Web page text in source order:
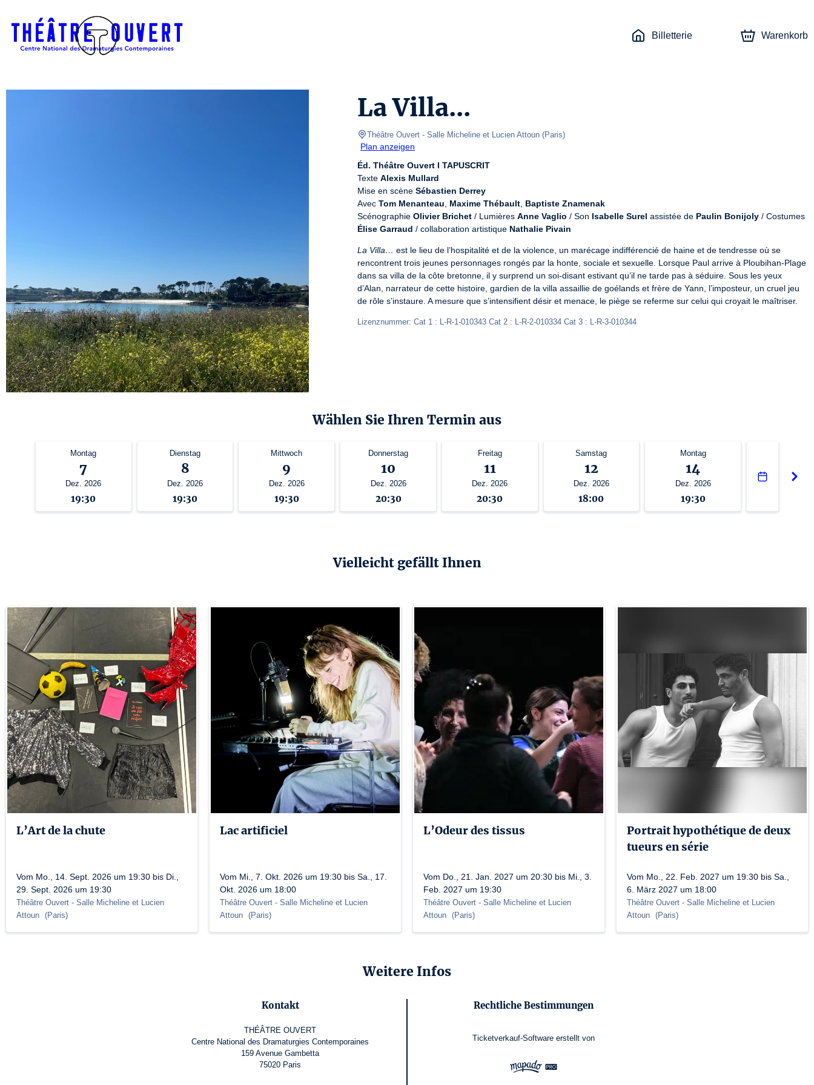
Billetterie Warenkorb
La Villa...
Théâtre Ouvert - Salle Micheline et Lucien Attoun (Paris)
Plan anzeigen
Éd. Théâtre Ouvert I TAPUSCRIT
Texte Alexis Mullard
Mise en scène Sébastien Derrey
Avec Tom Menanteau Maxime Thébault Baptiste Znamenak
Scénographie Olivier Brichet / Lumières Anne Vaglio / Son Isabelle Surel assistée de Paulin Bonijoly
Élise Garraud / collaboration artistique Nathalie Pivain
La Villa… est le lieu de l’hospitalité et de la violence, un marécage indifférencié de haine et de tendresse où se
rencontrent trois jeunes personnages rongés par la honte, sociale et sexuelle. Lorsque Paul arrive à Ploubihan-Plage
dans sa villa de la côte bretonne, il y surprend un soi-disant estivant qu’il ne tarde pas à séduire. Sous les yeux
d’Alan, narrateur de cette histoire, gardien de la villa assaillie de goélands et frère de Yann, l’imposteur, un cruel jeu
de rôle s’instaure. A mesure que s’intensifient désir et menace, le piège se referme sur celui qui croyait le maîtriser.
Lizenznummer: Cat 1 : L-R-1-010343 Cat 2 : L-R-2-010334 Cat 3 : L-R-3-010344
Wählen Sie Ihren Termin aus
Montag
7
Dez. 2026
19:30
Dienstag
8
Dez. 2026
19:30
Mittwoch
9
Dez. 2026
19:30
Donnerstag
10
Dez. 2026
20:30
Freitag
11
Dez. 2026
20:30
Samstag
12
Dez. 2026
18:00
Montag
14
Dez. 2026
19:30
Vielleicht gefällt Ihnen
L’Art de la chute
Vom Mo., 14. Sept. 2026 um 19:30 bis Di.,
29. Sept. 2026 um 19:30
Théâtre Ouvert - Salle Micheline et Lucien
Attoun (Paris)
Lac artificiel
Vom Mi., 7. Okt. 2026 um 19:30 bis Sa., 17.
Okt. 2026 um 18:00
Théâtre Ouvert - Salle Micheline et Lucien
Attoun (Paris)
L’Odeur des tissus
Vom Do., 21. Jan. 2027 um 20:30 bis Mi., 3.
Feb. 2027 um 19:30
Théâtre Ouvert - Salle Micheline et Lucien
Attoun (Paris)
Portrait hypothétique de deux
tueurs en série
Vom Mo., 22. Feb. 2027 um 19:30 bis Sa.,
6. März 2027 um 18:00
Théâtre Ouvert - Salle Micheline et Lucien
Attoun (Paris)
Weitere Infos
Kontakt
THÉÂTRE OUVERT
Centre National des Dramaturgies Contemporaines
159 Avenue Gambetta
75020 Paris
Rechtliche Bestimmungen
Ticketverkauf-Software erstellt von